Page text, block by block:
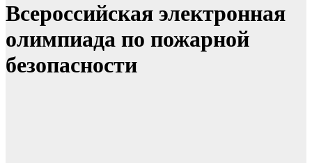
Всероссийская электронная
олимпиада по пожарной
безопасности